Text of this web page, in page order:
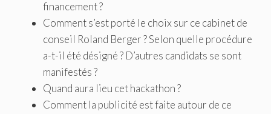
financement ?
Comment s’est porté le choix sur ce cabinet de
conseil Roland Berger ? Selon quelle procédure
a-t-il été désigné ? D’autres candidats se sont
manifestés ?
Quand aura lieu cet hackathon ?
Comment la publicité est faite autour de ce